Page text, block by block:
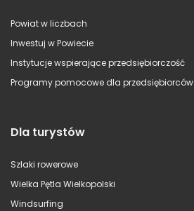
Powiat w liczbach
Inwestuj w Powiecie
Instytucje wspierające przedsiębiorczość
Programy pomocowe dla przedsiębiorców
Dla turystów
Szlaki rowerowe
Wielka Pętla Wielkopolski
Windsurfing